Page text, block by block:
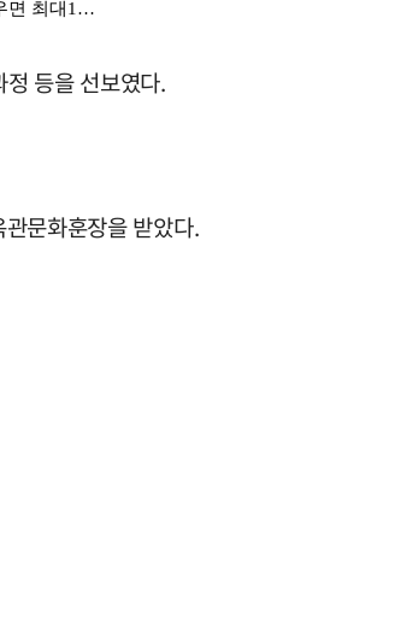
등을 선보였다.
문화훈장을 받았다.